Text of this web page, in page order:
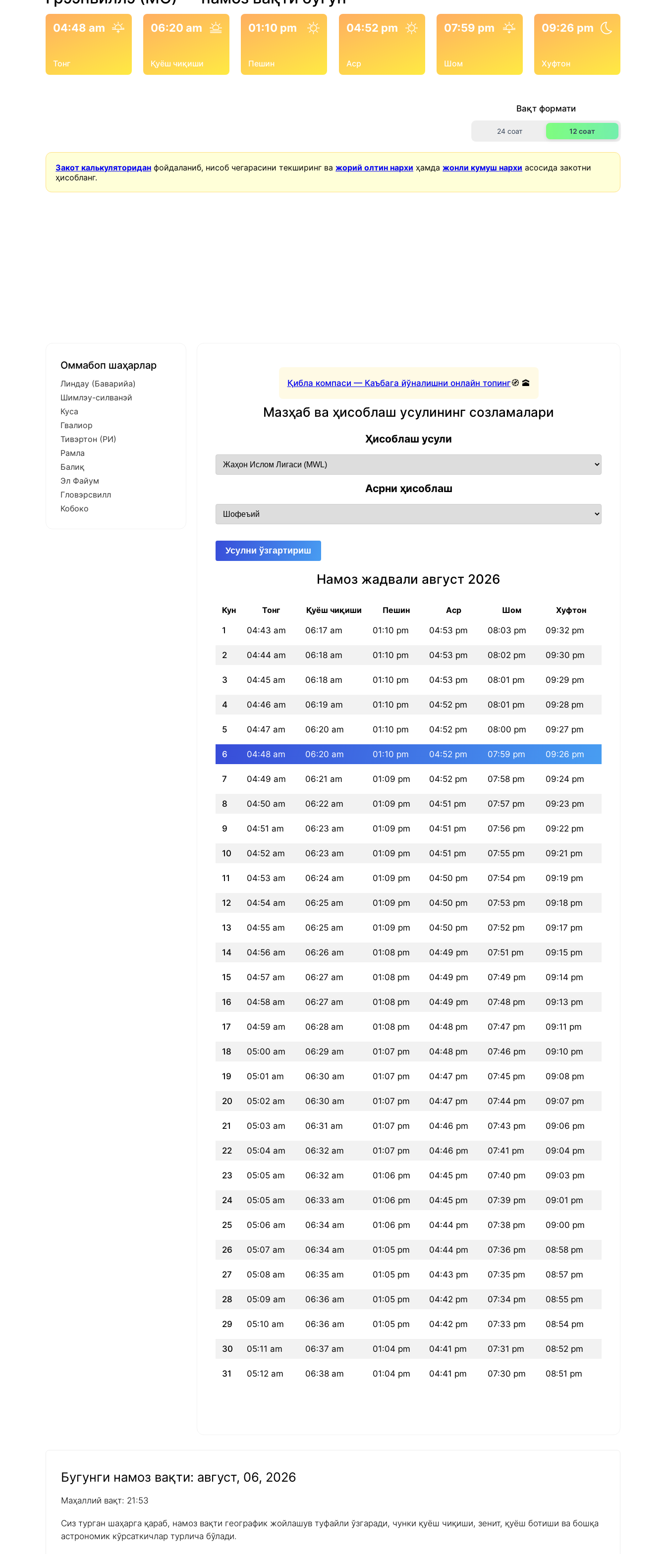
04:48 am
Тонг
06:20 am
Қуёш чиқиши
01:10 pm
Пешин
04:52 pm
Аср
07:59 pm
Шом
09:26 pm
Хуфтон
Вақт формати
24 соат 12 соат
Закот калькуляторидан фойдаланиб, нисоб чегарасини текширинг важорий олтин нархи ҳамдажонли кумуш нархи асосида закотни
ҳисобланг.
Қибла компаси — Каъбага йўналишни онлайн топинг🧭 🕋
Мазҳаб ва ҳисоблаш усулининг созламалари
Ҳисоблаш усули
Асрни ҳисоблаш
Усулни ўзгартириш
Намоз жадвали август 2026
Кун Тонг Қуёш чиқиши Пешин Аср Шом Хуфтон
1 04:43 am 06:17 am 01:10 pm 04:53 pm 08:03 pm 09:32 pm
2 04:44 am 06:18 am 01:10 pm 04:53 pm 08:02 pm 09:30 pm
3 04:45 am 06:18 am 01:10 pm 04:53 pm 08:01 pm 09:29 pm
4 04:46 am 06:19 am 01:10 pm 04:52 pm 08:01 pm 09:28 pm
5 04:47 am 06:20 am 01:10 pm 04:52 pm 08:00 pm 09:27 pm
6 04:48 am 06:20 am 01:10 pm 04:52 pm 07:59 pm 09:26 pm
7 04:49 am 06:21 am 01:09 pm 04:52 pm 07:58 pm 09:24 pm
8 04:50 am 06:22 am 01:09 pm 04:51 pm 07:57 pm 09:23 pm
9 04:51 am 06:23 am 01:09 pm 04:51 pm 07:56 pm 09:22 pm
10 04:52 am 06:23 am 01:09 pm 04:51 pm 07:55 pm 09:21 pm
11 04:53 am 06:24 am 01:09 pm 04:50 pm 07:54 pm 09:19 pm
12 04:54 am 06:25 am 01:09 pm 04:50 pm 07:53 pm 09:18 pm
13 04:55 am 06:25 am 01:09 pm 04:50 pm 07:52 pm 09:17 pm
14 04:56 am 06:26 am 01:08 pm 04:49 pm 07:51 pm 09:15 pm
15 04:57 am 06:27 am 01:08 pm 04:49 pm 07:49 pm 09:14 pm
16 04:58 am 06:27 am 01:08 pm 04:49 pm 07:48 pm 09:13 pm
17 04:59 am 06:28 am 01:08 pm 04:48 pm 07:47 pm 09:11 pm
18 05:00 am 06:29 am 01:07 pm 04:48 pm 07:46 pm 09:10 pm
19 05:01 am 06:30 am 01:07 pm 04:47 pm 07:45 pm 09:08 pm
20 05:02 am 06:30 am 01:07 pm 04:47 pm 07:44 pm 09:07 pm
21 05:03 am 06:31 am 01:07 pm 04:46 pm 07:43 pm 09:06 pm
22 05:04 am 06:32 am 01:07 pm 04:46 pm 07:41 pm 09:04 pm
23 05:05 am 06:32 am 01:06 pm 04:45 pm 07:40 pm 09:03 pm
24 05:05 am 06:33 am 01:06 pm 04:45 pm 07:39 pm 09:01 pm
25 05:06 am 06:34 am 01:06 pm 04:44 pm 07:38 pm 09:00 pm
26 05:07 am 06:34 am 01:05 pm 04:44 pm 07:36 pm 08:58 pm
27 05:08 am 06:35 am 01:05 pm 04:43 pm 07:35 pm 08:57 pm
28 05:09 am 06:36 am 01:05 pm 04:42 pm 07:34 pm 08:55 pm
29 05:10 am 06:36 am 01:05 pm 04:42 pm 07:33 pm 08:54 pm
30 05:11 am 06:37 am 01:04 pm 04:41 pm 07:31 pm 08:52 pm
31 05:12 am 06:38 am 01:04 pm 04:41 pm 07:30 pm 08:51 pm
Оммабоп шаҳарлар
Линдау (Баварийа)
Шимлэу-силванэй
Куса
Гвалиор
Тивэртон (РИ)
Рамла
Балиқ
Эл Файум
Гловэрсвилл
Кобоко
Бугунги намоз вақти: август, 06, 2026
Маҳаллий вақт: 21:53
Сиз турган шаҳарга қараб, намоз вақти географик жойлашув туфайли ўзгаради, чунки қуёш чиқиши, зенит, қуёш ботиши ва бошқа
астрономик кўрсаткичлар турлича бўлади.